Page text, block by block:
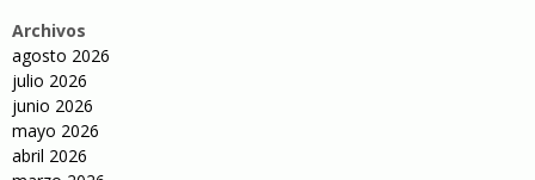
Archivos
agosto 2026
julio 2026
junio 2026
mayo 2026
abril 2026